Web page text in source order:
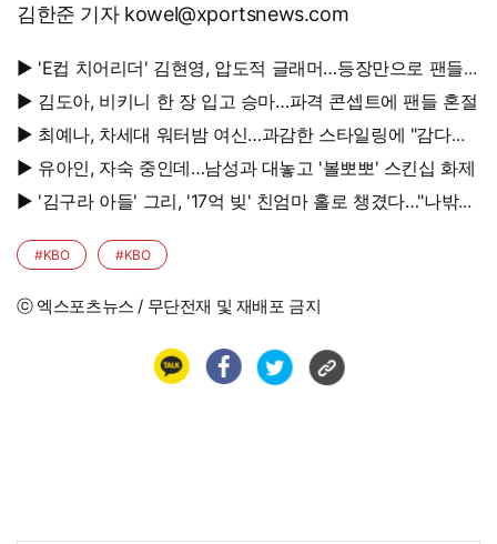
김한준 기자 kowel@xportsnews.com
▶ 'E컵 치어리더' 김현영, 압도적 글래머…등장만으로 팬들
초토화
▶ 김도아, 비키니 한 장 입고 승마…파격 콘셉트에 팬들 혼절
▶ 최예나, 차세대 워터밤 여신…과감한 스타일링에 "감다살"
반응 폭발
▶ 유아인, 자숙 중인데…남성과 대놓고 '볼뽀뽀' 스킨십 화제
▶ '김구라 아들' 그리, '17억 빚' 친엄마 홀로 챙겼다…"나밖에
없어, 연락 꾸준히 하는 중"
#KBO #KBO
ⓒ 엑스포츠뉴스 / 무단전재 및 재배포 금지